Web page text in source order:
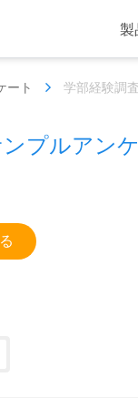
製
ート 学部経験調
プルアン